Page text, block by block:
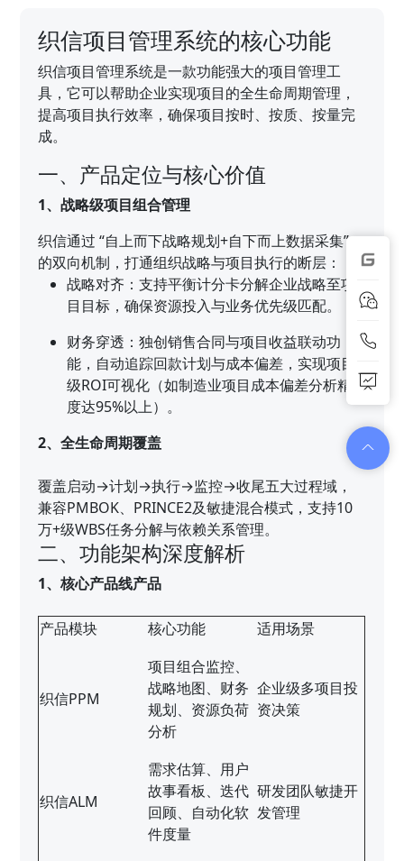
织信项目管理系统的核心功能
织信项目管理系统是一款功能强大的项目管理工
具，它可以帮助企业实现项目的全生命周期管理，
提高项目执行效率，确保项目按时、按质、按量完
成。
一、产品定位与核心价值
1、战略级项目组合管理
织信通过 “自上而下战略规划+自下而上数据采集”
的双向机制，打通组织战略与项目执行的断层：
战略对齐：支持平衡计分卡分解企业战略至项
目目标，确保资源投入与业务优先级匹配。
财务穿透：独创销售合同与项目收益联动功
能，自动追踪回款计划与成本偏差，实现项目
级ROI可视化（如制造业项目成本偏差分析精
度达95%以上）。
2、全生命周期覆盖
覆盖启动→计划→执行→监控→收尾五大过程域，
兼容PMBOK、PRINCE2及敏捷混合模式，支持10
万+级WBS任务分解与依赖关系管理。
二、功能架构深度解析
1、核心产品线产品
产品模块 核心功能 适用场景
织信PPM
项目组合监控、
战略地图、财务
规划、资源负荷
分析
企业级多项目投
资决策
织信ALM
需求估算、用户
故事看板、迭代
回顾、自动化软
件度量
研发团队敏捷开
发管理